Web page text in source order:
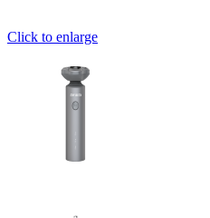
Click to enlarge